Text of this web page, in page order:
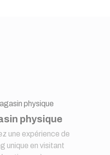
physique
une expérience de
unique en visitant